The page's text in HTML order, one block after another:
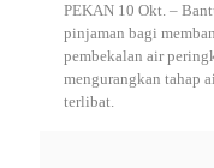
PEKAN 10 Okt. –
pinjaman bagi
pembekalan air
mengurangkan tahap
terlibat.